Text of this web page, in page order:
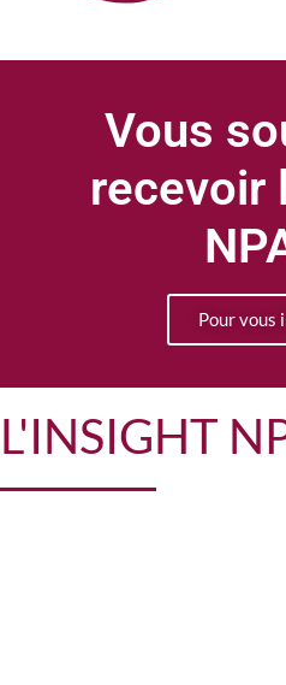
Vous
recevoir
Pour vous
L'INSIGHT